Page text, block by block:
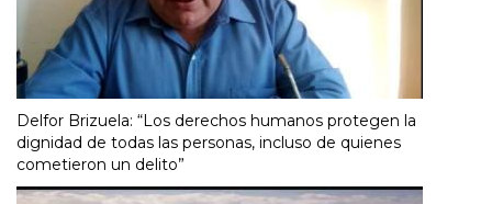
Delfor Brizuela: “Los derechos humanos protegen la
dignidad de todas las personas, incluso de quienes
cometieron un delito”